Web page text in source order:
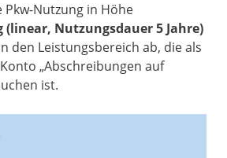
Nutzung in Höhe
(linear, Nutzungsdauer 5 Jahre)
den Leistungsbereich ab, die als
„Abschreibungen auf
ist.